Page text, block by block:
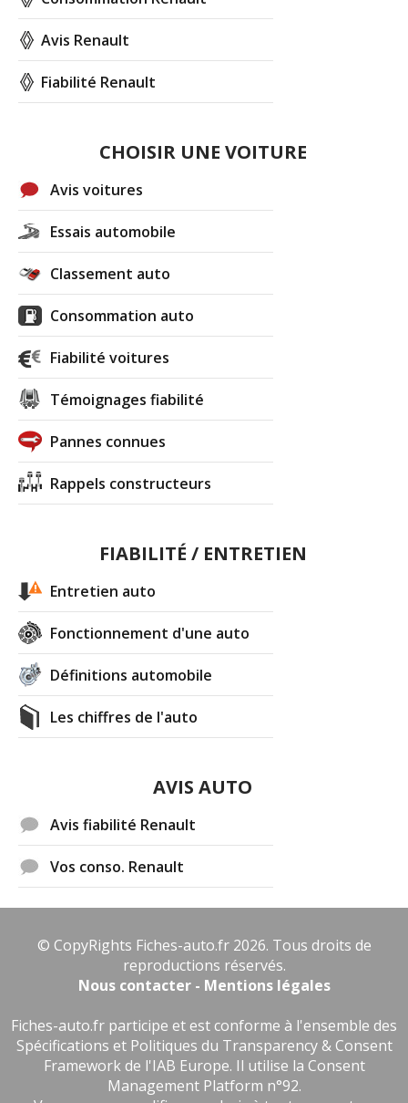
Avis Renault
Fiabilité Renault
CHOISIR UNE VOITURE
Avis voitures
Essais automobile
Classement auto
Consommation auto
Fiabilité voitures
Témoignages fiabilité
Pannes connues
Rappels constructeurs
FIABILITÉ / ENTRETIEN
Entretien auto
Fonctionnement d'une auto
Définitions automobile
Les chiffres de l'auto
AVIS AUTO
Avis fiabilité Renault
Vos conso. Renault
© CopyRights Fiches-auto.fr 2026. Tous droits de
reproductions réservés.
Nous contacter - Mentions légales
Fiches-auto.fr participe et est conforme à l'ensemble des
Spécifications et Politiques du Transparency & Consent
Framework de l'IAB Europe. Il utilise la Consent
Management Platform n°92.